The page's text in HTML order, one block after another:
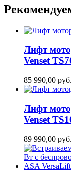
Лифт
Venset
85 990,00 руб.
Лифт
Venset
89 990,00 руб.